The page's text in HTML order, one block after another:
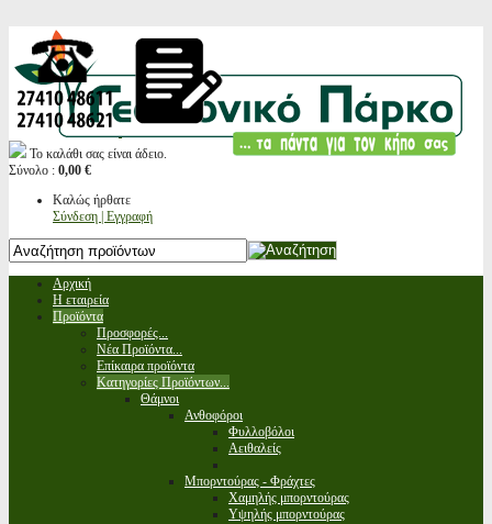
Το καλάθι σας είναι άδειο.
Σύνολο : 0,00 €
Καλώς ήρθατε
Σύνδεση | Εγγραφή
Αρχική
Η εταιρεία
Προϊόντα
Προσφορές...
Νέα Προϊόντα...
Επίκαιρα προϊόντα
Κατηγορίες Προϊόντων...
Θάμνοι
Ανθοφόροι
Φυλλοβόλοι
Αειθαλείς
Μπορντούρας - Φράχτες
Χαμηλής μπορντούρας
Υψηλής μπορντούρας